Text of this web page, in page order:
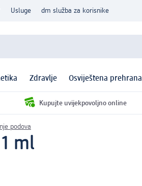
Usluge dm služba za korisnike
Zdravlje Osviještena prehrana
Kupujte uvijekpovoljno online
podova
ml